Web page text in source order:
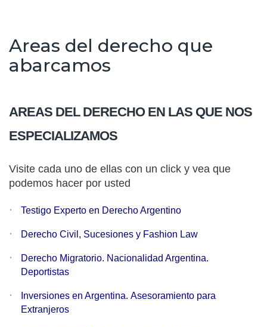
Areas del derecho que
abarcamos
AREAS DEL DERECHO EN LAS QUE NOS
ESPECIALIZAMOS
Visite cada uno de ellas con un click y vea que
podemos hacer por usted
Testigo Experto en Derecho Argentino
Derecho Civil, Sucesiones y Fashion Law
Derecho Migratorio. Nacionalidad Argentina.
Deportistas
Inversiones en Argentina. Asesoramiento para
Extranjeros